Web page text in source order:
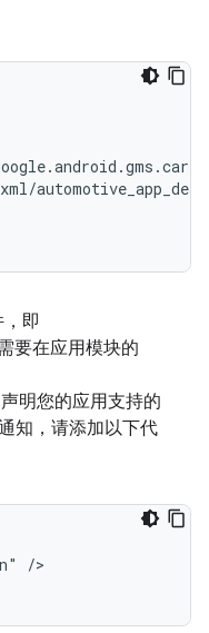
即
要在应用模块的
明您的应用支持的
知，请添加以下代
/>